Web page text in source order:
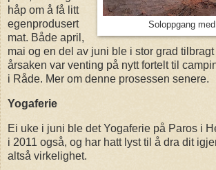
Soloppgang
håp om å få litt
egenprodusert
mat. Både april,
mai og en del av juni ble i stor grad
årsaken var venting på nytt fortelt til
i Råde. Mer om denne prosessen senere.
Yogaferie
Ei uke i juni ble det Yogaferie på Paros i
i 2011 også, og har hatt lyst til å dra dit
altså virkelighet.